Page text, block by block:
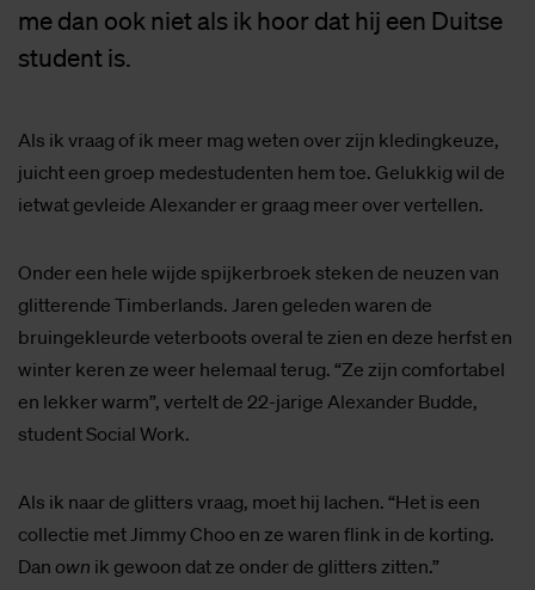
me dan ook niet als ik hoor dat hij een Duitse
student is.
Als ik vraag of ik meer mag weten over zijn kledingkeuze,
juicht een groep medestudenten hem toe. Gelukkig wil de
ietwat gevleide Alexander er graag meer over vertellen.
Onder een hele wijde spijkerbroek steken de neuzen van
glitterende Timberlands. Jaren geleden waren de
bruingekleurde veterboots overal te zien en deze herfst en
winter keren ze weer helemaal terug. “Ze zijn comfortabel
en lekker warm”, vertelt de 22-jarige Alexander Budde,
student Social Work.
Als ik naar de glitters vraag, moet hij lachen. “Het is een
collectie met Jimmy Choo en ze waren flink in de korting.
Dan own ik gewoon dat ze onder de glitters zitten.”